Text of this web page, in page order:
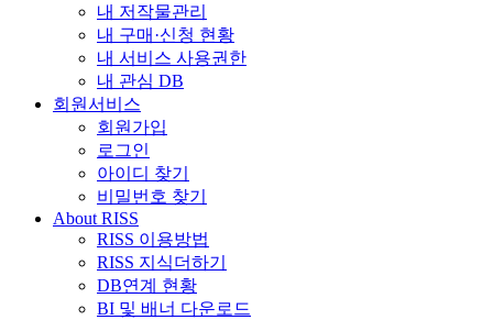
내 저작물관리
내 구매·신청 현황
내 서비스 사용권한
내 관심 DB
회원서비스
회원가입
로그인
아이디 찾기
비밀번호 찾기
About RISS
RISS 이용방법
RISS 지식더하기
DB연계 현황
BI 및 배너 다운로드